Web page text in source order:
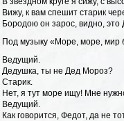
Вижу, к вам спешит старик
Бородою он зарос, видно,
Под музыку «Море, море, мир
Ведущий.
Дедушка, ты не Дед Мороз?
Старик.
Нет, я тут море ищу! Мне
Ведущий.
Как говорится, Федот, да не